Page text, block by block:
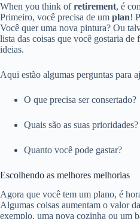
When you think ofretirement, é
Primeiro, você precisa de um plan!
Você quer uma nova pintura? Ou
lista das coisas que você gostaria de
ideias.
Aqui estão algumas perguntas para
O que precisa ser consertado?
Quais são as suas prioridades?
Quanto você pode gastar?
Escolhendo as melhores melhorias
Agora que você tem um plano, é
Algumas coisas aumentam o valor
exemplo, uma nova cozinha ou um